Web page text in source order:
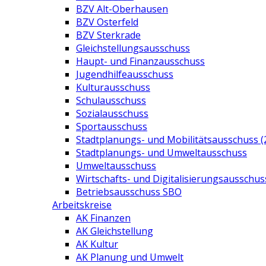
BZV Alt-Oberhausen
BZV Osterfeld
BZV Sterkrade
Gleichstellungsausschuss
Haupt- und Finanzausschuss
Jugendhilfeausschuss
Kulturausschuss
Schulausschuss
Sozialausschuss
Sportausschuss
Stadtplanungs- und Mobilitätsausschuss
Stadtplanungs- und Umweltausschuss
Umweltausschuss
Wirtschafts- und
Betriebsausschuss SBO
Arbeitskreise
AK Finanzen
AK Gleichstellung
AK Kultur
AK Planung und Umwelt